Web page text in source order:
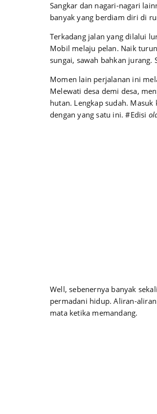
Sangkar dan nagari-nagari
banyak yang berdiam diri di
Terkadang jalan yang dilalui
Mobil melaju pelan. Naik
sungai, sawah bahkan jurang.
Momen lain perjalanan ini
Melewati desa demi desa,
hutan. Lengkap sudah.
dengan yang satu ini. #Edisi
Well, sebenernya banyak
permadani hidup. Aliran-
mata ketika memandang.